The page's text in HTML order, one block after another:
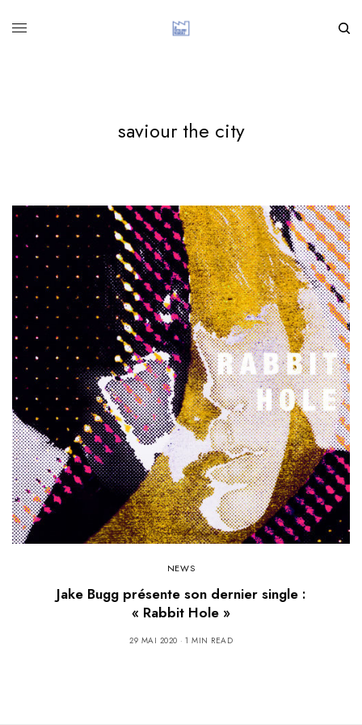
saviour the city
NEWS
Jake Bugg présente son dernier single :
« Rabbit Hole »
29 MAI 2020 1 MIN READ